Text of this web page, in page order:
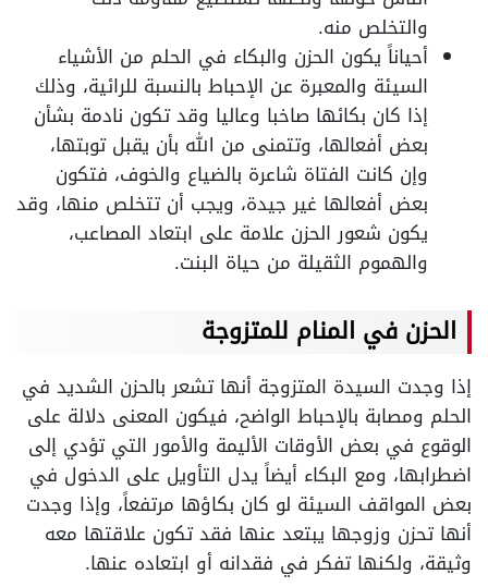
والتخلص منه.
أحياناً يكون الحزن والبكاء في الحلم من الأشياء
السيئة والمعبرة عن الإحباط بالنسبة للرائية، وذلك
إذا كان بكائها صاخبا وعاليا وقد تكون نادمة بشأن
بعض أفعالها، وتتمنى من الله بأن يقبل توبتها،
وإن كانت الفتاة شاعرة بالضياع والخوف، فتكون
بعض أفعالها غير جيدة، ويجب أن تتخلص منها، وقد
يكون شعور الحزن علامة على ابتعاد المصاعب،
والهموم الثقيلة من حياة البنت.
الحزن في المنام للمتزوجة
إذا وجدت السيدة المتزوجة أنها تشعر بالحزن الشديد في
الحلم ومصابة بالإحباط الواضح، فيكون المعنى دلالة على
الوقوع في بعض الأوقات الأليمة والأمور التي تؤدي إلى
اضطرابها، ومع البكاء أيضاً يدل التأويل على الدخول في
بعض المواقف السيئة لو كان بكاؤها مرتفعاً، وإذا وجدت
أنها تحزن وزوجها يبتعد عنها فقد تكون علاقتها معه
وثيقة، ولكنها تفكر في فقدانه أو ابتعاده عنها.